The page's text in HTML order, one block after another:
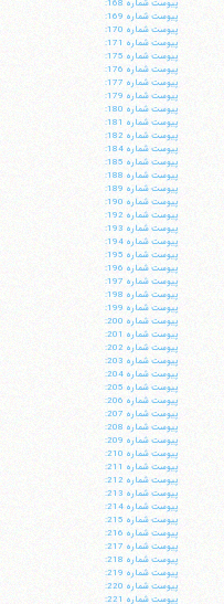
پيوست شماره 168:
پيوست شماره 169:
پيوست شماره 170:
پيوست شماره 171:
پيوست شماره 175:
پيوست شماره 176:
پيوست شماره 177:
پيوست شماره 179:
پيوست شماره 180:
پيوست شماره 181:
پيوست شماره 182:
پيوست شماره 184:
پيوست شماره 185:
پيوست شماره 188:
پيوست شماره 189:
پيوست شماره 190:
پيوست شماره 192:
پيوست شماره 193:
پيوست شماره 194:
پيوست شماره 195:
پيوست شماره 196:
پيوست شماره 197:
پيوست شماره 198:
پيوست شماره 199:
پيوست شماره 200:
پيوست شماره 201:
پيوست شماره 202:
پيوست شماره 203:
پيوست شماره 204:
پيوست شماره 205:
پيوست شماره 206:
پيوست شماره 207:
پيوست شماره 208:
پيوست شماره 209:
پيوست شماره 210:
پيوست شماره 211:
پيوست شماره 212:
پيوست شماره 213:
پيوست شماره 214:
پيوست شماره 215:
پيوست شماره 216:
پيوست شماره 217:
پيوست شماره 218:
پيوست شماره 219:
پيوست شماره 220:
پيوست شماره 221: